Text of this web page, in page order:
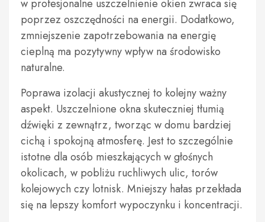
w profesjonalne uszczelnienie okien zwraca się
poprzez oszczędności na energii. Dodatkowo,
zmniejszenie zapotrzebowania na energię
cieplną ma pozytywny wpływ na środowisko
naturalne.
Poprawa izolacji akustycznej to kolejny ważny
aspekt. Uszczelnione okna skuteczniej tłumią
dźwięki z zewnątrz, tworząc w domu bardziej
cichą i spokojną atmosferę. Jest to szczególnie
istotne dla osób mieszkających w głośnych
okolicach, w pobliżu ruchliwych ulic, torów
kolejowych czy lotnisk. Mniejszy hałas przekłada
się na lepszy komfort wypoczynku i koncentracji.